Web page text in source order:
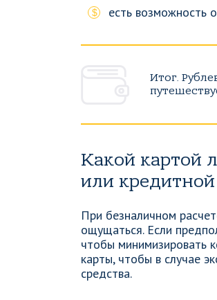
есть возможность
Итог.
Какой картой
или кредитной
При безналичном
ощущаться. Если
чтобы минимизировать
карты, чтобы в случае
средства.